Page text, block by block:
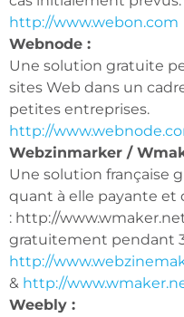
http://www.webon.com
Webnode :
Une solution gratuite
sites Web dans un
petites entreprises.
http://
Webzinmarker /
Une solution française
quant à elle payante et
: http://
gratuitement pendant
http://
& http://
Weebly :